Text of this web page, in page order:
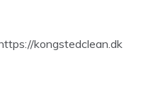
kongstedclean.dk